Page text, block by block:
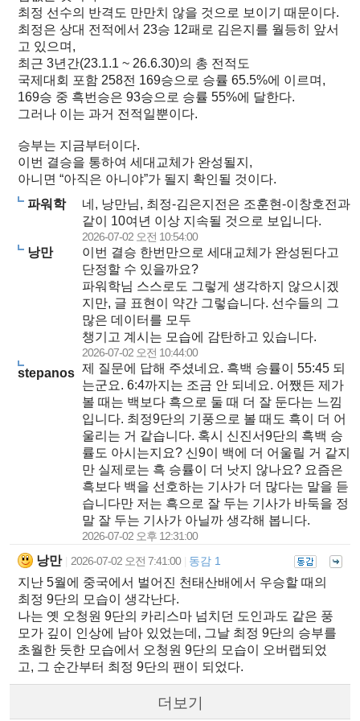
최정 선수의 반격도 만만치 않을 것으로 보이기 때문이다.
최정은 상대 전적에서 23승 12패로 김은지를 월등히 앞서
고 있으며,
최근 3년간(23.1.1 ~ 26.6.30)의 총 전적도
국제대회 포함 258전 169승으로 승률 65.5%에 이르며,
169승 중 흑번승은 93승으로 승률 55%에 달한다.
그러나 이는 과거 전적일뿐이다.
승부는 지금부터이다.
이번 결승을 통하여 세대교체가 완성될지,
아니면 “아직은 아니야”가 될지 확인될 것이다.
파워학
네, 낭만님, 최정-김은지전은 조훈현-이창호전과
같이 10여년 이상 지속될 것으로 보입니다.
2026-07-02 오전 10:54:00
낭만
이번 결승 한번만으로 세대교체가 완성된다고
단정할 수 있을까요?
파워학님 스스로도 그렇게 생각하지 않으시겠
지만, 글 표현이 약간 그렇습니다. 선수들의 그
많은 데이터를 모두
챙기고 계시는 모습에 감탄하고 있습니다.
2026-07-02 오전 10:44:00
stepanos 제 질문에 답해 주셨네요. 흑백 승률이 55:45 되
는군요. 6:4까지는 조금 안 되네요. 어쨌든 제가
볼 때는 백보다 흑으로 둘 때 더 잘 둔다는 느낌
입니다. 최정9단의 기풍으로 볼 때도 흑이 더 어
울리는 거 같습니다. 혹시 신진서9단의 흑백 승
률도 아시는지요? 신9이 백에 더 어울릴 거 같지
만 실제로는 흑 승률이 더 낫지 않나요? 요즘은
흑보다 백을 선호하는 기사가 더 많다는 말을 듣
습니다만 저는 흑으로 잘 두는 기사가 바둑을 정
말 잘 두는 기사가 아닐까 생각해 봅니다.
2026-07-02 오후 12:31:00
낭만 2026-07-02 오전 7:41:00 동감 1
지난 5월에 중국에서 벌어진 천태산배에서 우승할 때의
최정 9단의 모습이 생각난다.
나는 옛 오청원 9단의 카리스마 넘치던 도인과도 같은 풍
모가 깊이 인상에 남아 있었는데, 그날 최정 9단의 승부를
초월한 듯한 모습에서 오청원 9단의 모습이 오버랩되었
고, 그 순간부터 최정 9단의 팬이 되었다.
더보기